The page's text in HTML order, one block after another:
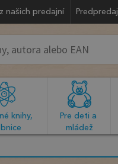
z našich predajní Predpredaj
knihy,
Pre deti a
mládež